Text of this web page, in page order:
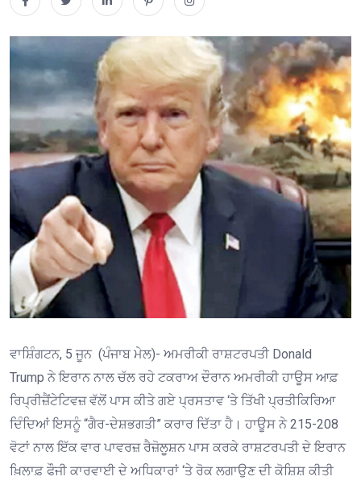
ਵਾਸ਼ਿੰਗਟਨ, 5 ਜੂਨ (ਪੰਜਾਬ ਮੇਲ)- ਅਮਰੀਕੀ ਰਾਸ਼ਟਰਪਤੀ Donald
Trump ਨੇ ਇਰਾਨ ਨਾਲ ਚੱਲ ਰਹੇ ਟਕਰਾਅ ਦੌਰਾਨ ਅਮਰੀਕੀ ਹਾਊਸ ਆਫ਼
ਰਿਪ੍ਰੀਜ਼ੈਂਟੇਟਿਵਜ਼ ਵੱਲੋਂ ਪਾਸ ਕੀਤੇ ਗਏ ਪ੍ਰਸਤਾਵ ‘ਤੇ ਤਿੱਖੀ ਪ੍ਰਤੀਕਿਰਿਆ
ਦਿੰਦਿਆਂ ਇਸਨੂੰ “ਗੈਰ-ਦੇਸ਼ਭਗਤੀ” ਕਰਾਰ ਦਿੱਤਾ ਹੈ। ਹਾਊਸ ਨੇ 215-208
ਵੋਟਾਂ ਨਾਲ ਇੱਕ ਵਾਰ ਪਾਵਰਜ਼ ਰੈਜ਼ੋਲੂਸ਼ਨ ਪਾਸ ਕਰਕੇ ਰਾਸ਼ਟਰਪਤੀ ਦੇ ਇਰਾਨ
ਖ਼ਿਲਾਫ਼ ਫੌਜੀ ਕਾਰਵਾਈ ਦੇ ਅਧਿਕਾਰਾਂ ‘ਤੇ ਰੋਕ ਲਗਾਉਣ ਦੀ ਕੋਸ਼ਿਸ਼ ਕੀਤੀ